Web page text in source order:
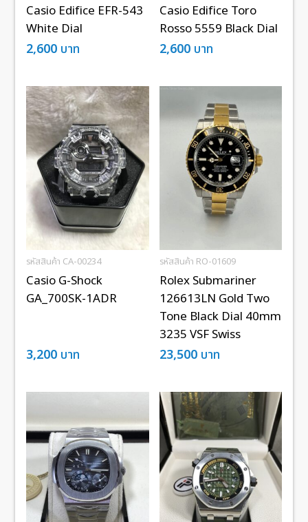
Casio Edifice EFR-543
White Dial
2,600 บาท
Casio Edifice Toro
Rosso 5559 Black Dial
2,600 บาท
รหัสสินค้า CA-00234
Casio G-Shock
GA_700SK-1ADR
3,200 บาท
รหัสสินค้า RO-01609
Rolex Submariner
126613LN Gold Two
Tone Black Dial 40mm
3235 VSF Swiss
23,500 บาท